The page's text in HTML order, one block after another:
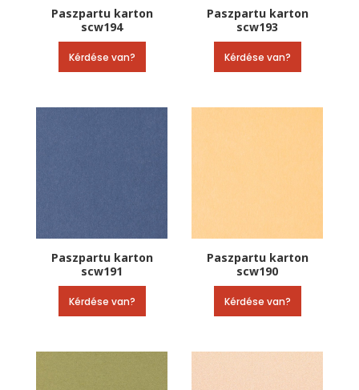
Paszpartu karton
scw194
Kérdése van?
Paszpartu karton
scw193
Kérdése van?
Paszpartu karton
scw191
Kérdése van?
Paszpartu karton
scw190
Kérdése van?